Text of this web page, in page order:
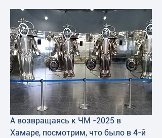
А возвращаясь к ЧМ -2025 в
Хамаре, посмотрим, что было в 4-й